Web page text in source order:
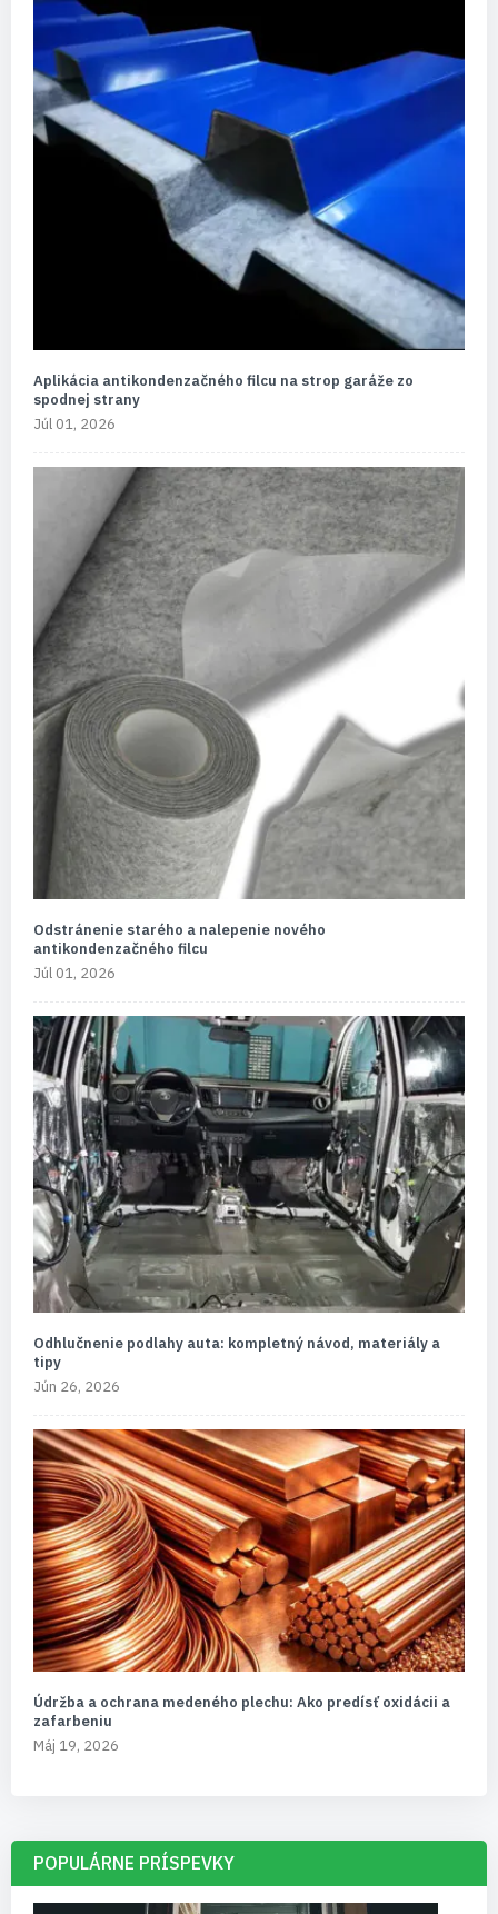
Aplikácia antikondenzačného filcu na strop garáže zo
spodnej strany
Júl 01, 2026
Odstránenie starého a nalepenie nového
antikondenzačného filcu
Júl 01, 2026
Odhlučnenie podlahy auta: kompletný návod, materiály a
tipy
Jún 26, 2026
Údržba a ochrana medeného plechu: Ako predísť oxidácii a
zafarbeniu
Máj 19, 2026
POPULÁRNE PRÍSPEVKY